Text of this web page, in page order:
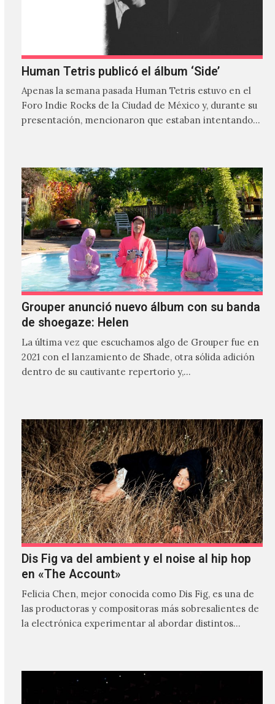
Human Tetris publicó el álbum ‘Side’
Apenas la semana pasada Human Tetris estuvo en el
Foro Indie Rocks de la Ciudad de México y, durante su
presentación, mencionaron que estaban intentando…
Grouper anunció nuevo álbum con su banda
de shoegaze: Helen
La última vez que escuchamos algo de Grouper fue en
2021 con el lanzamiento de Shade, otra sólida adición
dentro de su cautivante repertorio y,…
Dis Fig va del ambient y el noise al hip hop
en «The Account»
Felicia Chen, mejor conocida como Dis Fig, es una de
las productoras y compositoras más sobresalientes de
la electrónica experimentar al abordar distintos